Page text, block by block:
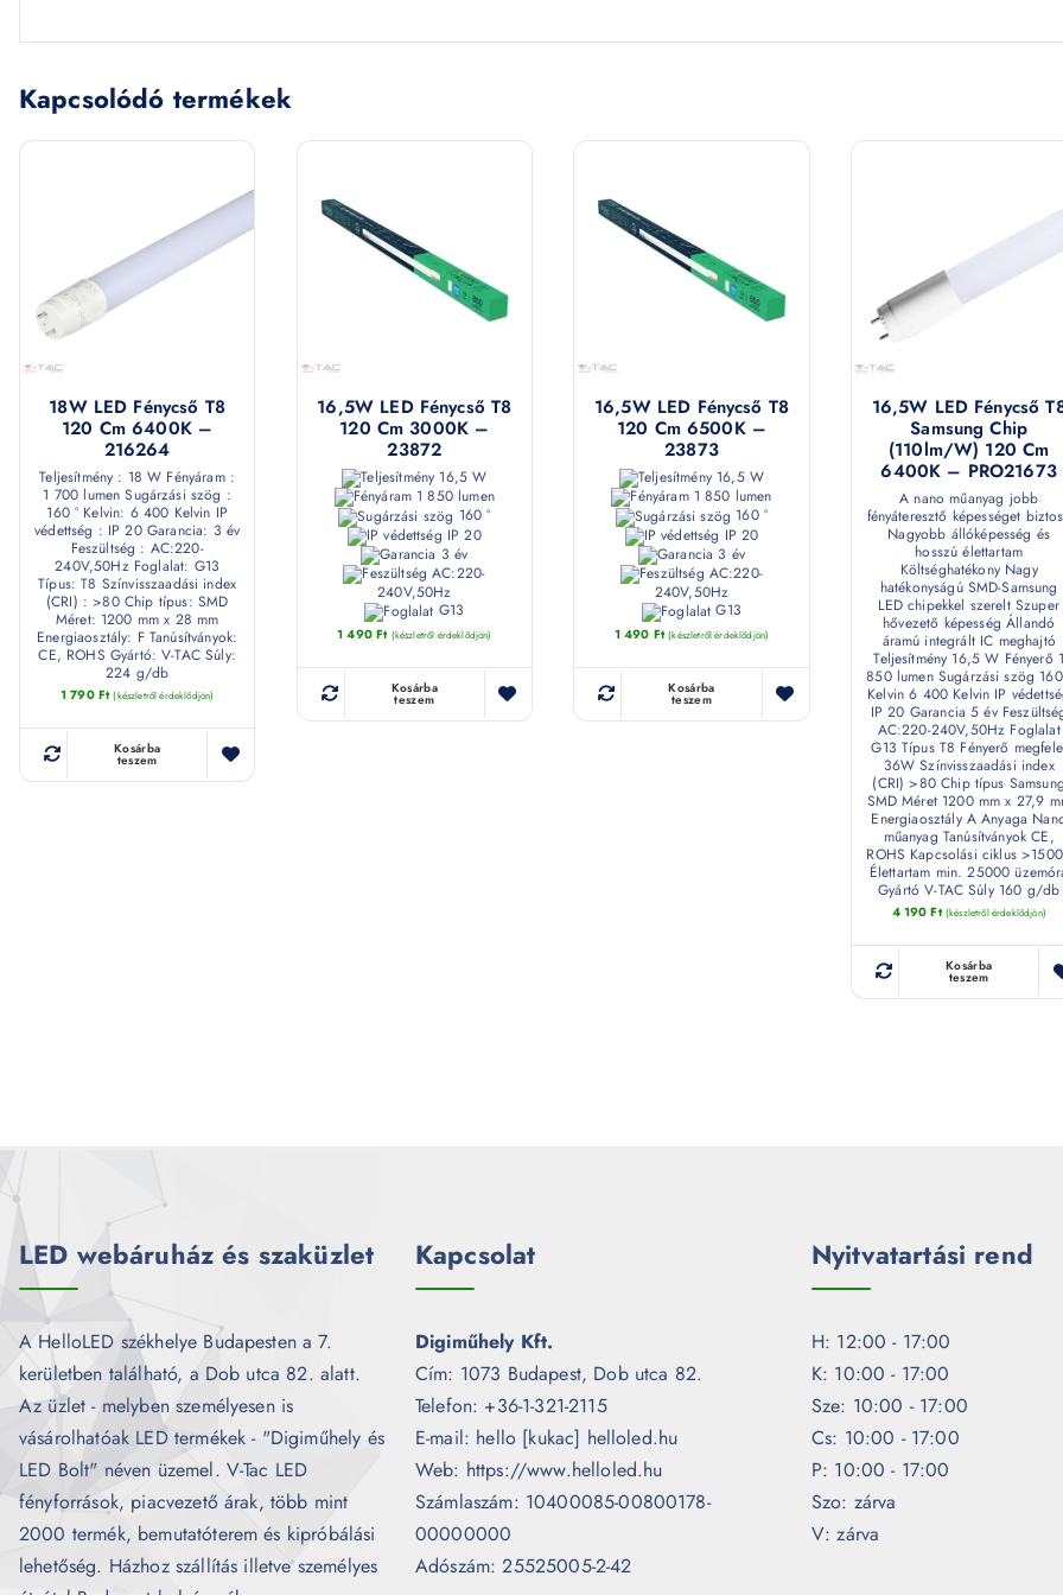
Kapcsolódó termékek
18W LED Fénycső T8
120 Cm 6400K –
216264
Teljesítmény : 18 W Fényáram :
1 700 lumen Sugárzási szög :
160 ° Kelvin: 6 400 Kelvin IP
védettség : IP 20 Garancia: 3 év
Feszültség : AC:220-
240V,50Hz Foglalat: G13
Típus: T8 Színvisszaadási index
(CRI) : >80 Chip típus: SMD
Méret: 1200 mm x 28 mm
Energiaosztály: F Tanúsítványok:
CE, ROHS Gyártó: V-TAC Súly:
224 g/db
1 790 Ft (készletről érdeklődjön)
Kosárba
teszem
16,5W LED Fénycső T8
120 Cm 3000K –
23872
16,5 W
1 850 lumen
160 °
IP 20
3 év
AC:220-
240V,50Hz
G13
1 490Ft (készletről érdeklődjön)
Kosárba
teszem
16,5W LED Fénycső T8
120 Cm 6500K –
23873
16,5 W
1 850 lumen
160 °
IP 20
3 év
AC:220-
240V,50Hz
G13
1 490 Ft (készletről érdeklődjön)
Kosárba
teszem
16,5W LED Fénycső
Samsung Chip
(110lm/W) 120 Cm
6400K – PRO21673
A nano műanyag jobb
fényáteresztő képességet
Nagyobb állóképesség és
hosszú élettartam
Költséghatékony Nagy
hatékonyságú SMD-Samsung
LED chipekkel szerelt Szuper
hővezető képesség Állandó
áramú integrált IC meghajtó
Teljesítmény 16,5 W Fényerő 1
850 lumen Sugárzási szög 160
Kelvin 6 400 Kelvin IP
IP 20 Garancia 5 év
AC:220-240V,50Hz Foglalat
G13 Típus T8 Fényerő
36W Színvisszaadási index
(CRI) >80 Chip típus Samsung
SMD Méret 1200 mm x 27,9
Energiaosztály A Anyaga
műanyag Tanúsítványok CE,
ROHS Kapcsolási ciklus
Élettartam min. 25000
Gyártó V-TAC Súly 160 g/db
4 190Ft (készletről érdeklődjön)
Kosárba
teszem
LED webáruház és szaküzlet
A HelloLED székhelye Budapesten a 7.
kerületben található, a Dob utca 82. alatt.
Az üzlet - melyben személyesen is
vásárolhatóak LED termékek - "Digiműhely és
LED Bolt" néven üzemel. V-Tac LED
fényforrások, piacvezető árak, több mint
2000 termék, bemutatóterem és kipróbálási
lehetőség. Házhoz szállítás illetve személyes
Kapcsolat
Digiműhely Kft.
Cím: 1073 Budapest, Dob utca 82.
Telefon: +36-1-321-2115
E-mail: hello [kukac] helloled.hu
Web: https://www.helloled.hu
Számlaszám: 10400085-00800178-
00000000
Adószám: 25525005-2-42
Nyitvatartási rend
H: 12:00 - 17:00
K: 10:00 - 17:00
Sze: 10:00 - 17:00
Cs: 10:00 - 17:00
P: 10:00 - 17:00
Szo: zárva
V: zárva